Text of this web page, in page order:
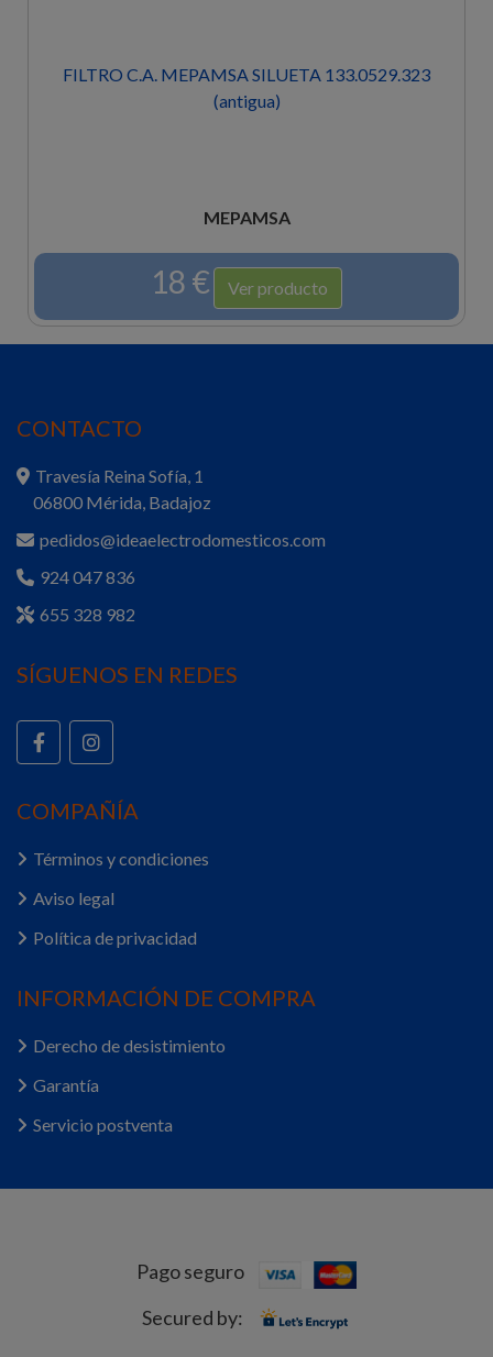
FILTRO C.A. MEPAMSA SILUETA 133.0529.323
(antigua)
MEPAMSA
18 € Ver producto
CONTACTO
Travesía Reina Sofía, 1
06800 Mérida, Badajoz
pedidos@ideaelectrodomesticos.com
924 047 836
655 328 982
SÍGUENOS EN REDES
COMPAÑÍA
Términos y condiciones
Aviso legal
Política de privacidad
INFORMACIÓN DE COMPRA
Derecho de desistimiento
Garantía
Servicio postventa
Pago seguro
Secured by: